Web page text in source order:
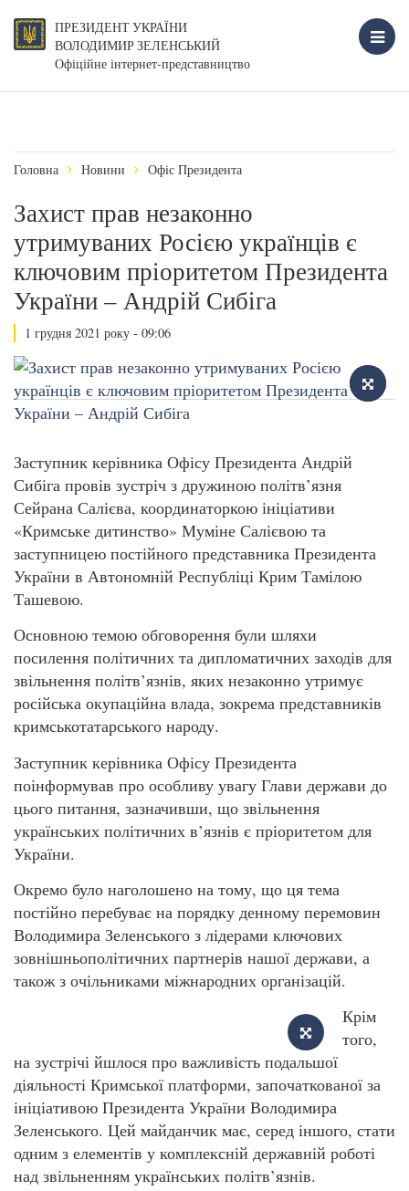
ПРЕЗИДЕНТ УКРАЇНИ
ВОЛОДИМИР ЗЕЛЕНСЬКИЙ
Офіційне інтернет-представництво
Головна Новини Офіс Президента
Захист прав незаконно
утримуваних Росією українців є
ключовим пріоритетом Президента
України – Андрій Сибіга
1 грудня 2021 року - 09:06
Заступник керівника Офісу Президента Андрій
Сибіга провів зустріч з дружиною політв’язня
Сейрана Салієва, координаторкою ініціативи
«Кримське дитинство» Муміне Салієвою та
заступницею постійного представника Президента
України в Автономній Республіці Крим Тамілою
Ташевою.
Основною темою обговорення були шляхи
посилення політичних та дипломатичних заходів для
звільнення політв’язнів, яких незаконно утримує
російська окупаційна влада, зокрема представників
кримськотатарського народу.
Заступник керівника Офісу Президента
поінформував про особливу увагу Глави держави до
цього питання, зазначивши, що звільнення
українських політичних в’язнів є пріоритетом для
України.
Окремо було наголошено на тому, що ця тема
постійно перебуває на порядку денному перемовин
Володимира Зеленського з лідерами ключових
зовнішньополітичних партнерів нашої держави, а
також з очільниками міжнародних організацій.
Крім
того,
на зустрічі йшлося про важливість подальшої
діяльності Кримської платформи, започаткованої за
ініціативою Президента України Володимира
Зеленського. Цей майданчик має, серед іншого, стати
одним з елементів у комплексній державній роботі
над звільненням українських політв’язнів.